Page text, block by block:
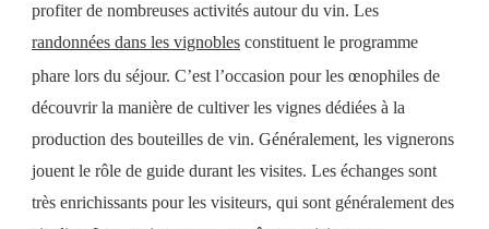
profiter de nombreuses activités autour du vin. Les
randonnées dans les vignobles constituent le programme
phare lors du séjour. C’est l’occasion pour les œnophiles de
découvrir la manière de cultiver les vignes dédiées à la
production des bouteilles de vin. Généralement, les vignerons
jouent le rôle de guide durant les visites. Les échanges sont
très enrichissants pour les visiteurs, qui sont généralement des